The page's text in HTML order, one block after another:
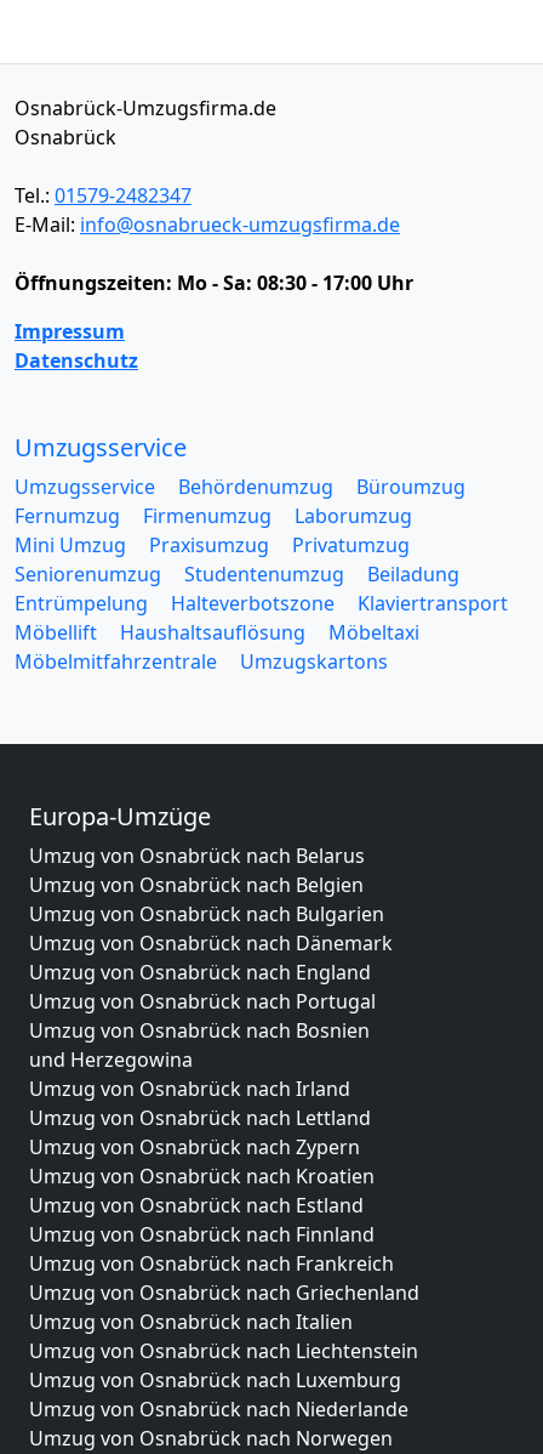
Osnabrück-Umzugsfirma.de
Osnabrück
Tel.: 01579-2482347
E-Mail: info@osnabrueck-umzugsfirma.de
Öffnungszeiten: Mo - Sa: 08:30 - 17:00 Uhr
Impressum
Datenschutz
Umzugsservice
Umzugsservice Behördenumzug
Büroumzug
Fernumzug
Firmenumzug
Laborumzug
Mini Umzug
Praxisumzug
Privatumzug
Seniorenumzug
Studentenumzug
Beiladung
Entrümpelung
Halteverbotszone
Klaviertransport
Möbellift
Haushaltsauflösung
Möbeltaxi
Möbelmitfahrzentrale
Umzugskartons
Europa-Umzüge
Umzug von Osnabrück nach Belarus
Umzug von Osnabrück nach Belgien
Umzug von Osnabrück nach Bulgarien
Umzug von Osnabrück nach Dänemark
Umzug von Osnabrück nach England
Umzug von Osnabrück nach Portugal
Umzug von Osnabrück nach Bosnien
und Herzegowina
Umzug von Osnabrück nach Irland
Umzug von Osnabrück nach Lettland
Umzug von Osnabrück nach Zypern
Umzug von Osnabrück nach Kroatien
Umzug von Osnabrück nach Estland
Umzug von Osnabrück nach Finnland
Umzug von Osnabrück nach Frankreich
Umzug von Osnabrück nach Griechenland
Umzug von Osnabrück nach Italien
Umzug von Osnabrück nach Liechtenstein
Umzug von Osnabrück nach Luxemburg
Umzug von Osnabrück nach Niederlande
Umzug von Osnabrück nach Norwegen